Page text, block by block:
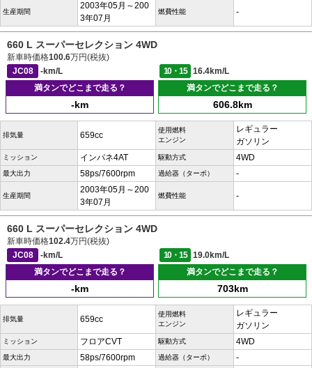
生産期間
2003年05月～200
3年07月
燃費性能 -
660 L スーパーセレクション 4WD
新車時価格100.6万円(税抜)
JC08
-km/L 10・15
16.4km/L
満タンでどこまで走る？
-km
満タンでどこまで走る？
606.8km
排気量 659cc
使用燃料
エンジン
レギュラー
ガソリン
ミッション インパネ4AT 駆動方式 4WD
最大出力 58ps/7600rpm 過給器（ターボ） -
生産期間
2003年05月～200
3年07月
燃費性能 -
660 L スーパーセレクション 4WD
新車時価格102.4万円(税抜)
JC08
-km/L 10・15
19.0km/L
満タンでどこまで走る？
-km
満タンでどこまで走る？
703km
排気量 659cc
使用燃料
エンジン
レギュラー
ガソリン
ミッション フロアCVT 駆動方式 4WD
最大出力 58ps/7600rpm 過給器（ターボ） -